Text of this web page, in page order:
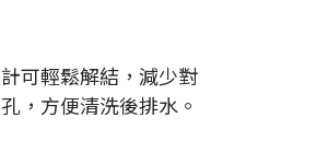
可輕鬆解結，減少對
，方便清洗後排水。